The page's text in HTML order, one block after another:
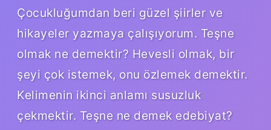
Çocukluğumdan beri güzel şiirler ve
hikayeler yazmaya çalışıyorum. Teşne
olmak ne demektir? Hevesli olmak, bir
şeyi çok istemek, onu özlemek demektir.
Kelimenin ikinci anlamı susuzluk
çekmektir. Teşne ne demek edebiyat?